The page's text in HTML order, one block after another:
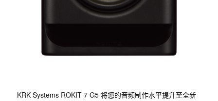
KRK Systems ROKIT 7 G5 将您的音频制作水平提升至全新